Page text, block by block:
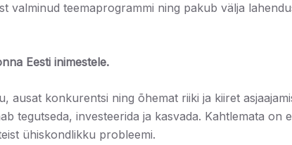
valminud teemaprogrammi ning pakub välja
Eesti inimestele.
konkurentsi ning õhemat riiki ja kiiret
tegutseda, investeerida ja kasvada. Kahtlemata on
ühiskondlikku probleemi.